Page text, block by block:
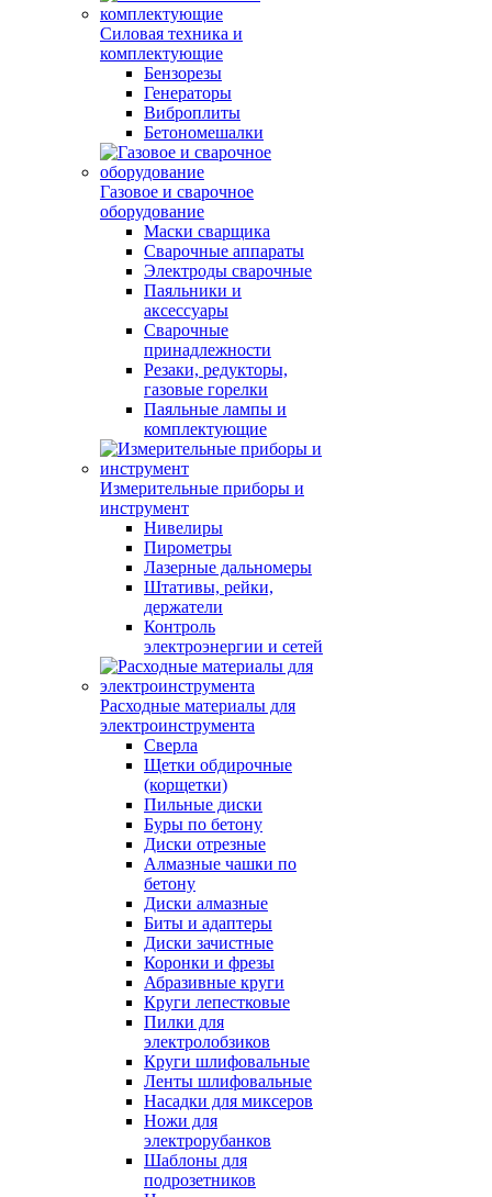
Силовая техника и
комплектующие
Бензорезы
Генераторы
Виброплиты
Бетономешалки
Газовое и сварочное
оборудование
Маски сварщика
Сварочные аппараты
Электроды сварочные
Паяльники и
аксессуары
Сварочные
принадлежности
Резаки, редукторы,
газовые горелки
Паяльные лампы и
комплектующие
Измерительные приборы и
инструмент
Нивелиры
Пирометры
Лазерные дальномеры
Штативы, рейки,
держатели
Контроль
электроэнергии и сетей
Расходные материалы для
электроинструмента
Сверла
Щетки обдирочные
(корщетки)
Пильные диски
Буры по бетону
Диски отрезные
Алмазные чашки по
бетону
Диски алмазные
Биты и адаптеры
Диски зачистные
Коронки и фрезы
Абразивные круги
Круги лепестковые
Пилки для
электролобзиков
Круги шлифовальные
Ленты шлифовальные
Насадки для миксеров
Ножи для
электрорубанков
Шаблоны для
подрозетников